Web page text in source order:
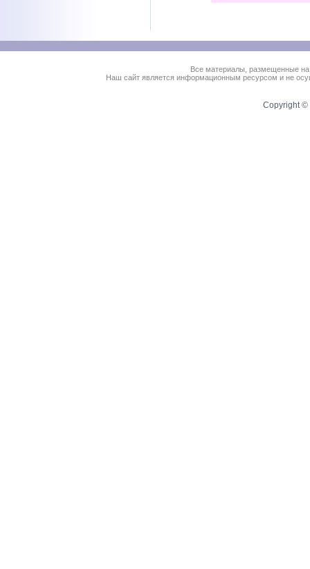
Все материалы, размещенные
Наш сайт является информационным ресурсом и не
Copyright ©